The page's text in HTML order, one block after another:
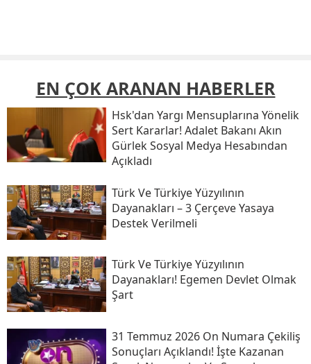
EN ÇOK ARANAN HABERLER
Hsk'dan Yargı Mensuplarına Yönelik
Sert Kararlar! Adalet Bakanı Akın
Gürlek Sosyal Medya Hesabından
Açıkladı
Türk Ve Türkiye Yüzyılının
Dayanakları – 3 Çerçeve Yasaya
Destek Verilmeli
Türk Ve Türkiye Yüzyılının
Dayanakları! Egemen Devlet Olmak
Şart
31 Temmuz 2026 On Numara Çekiliş
Sonuçları Açıklandı! İşte Kazanan